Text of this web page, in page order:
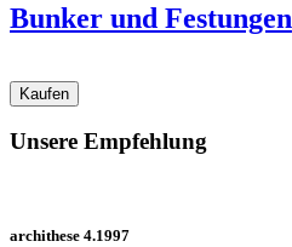
Bunker und Festungen
Unsere Empfehlung
archithese 4.1997